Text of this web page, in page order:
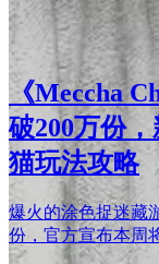
《Meccha
破200万份
猫玩法攻略
爆火的涂色捉迷藏
份，官方宣布本周